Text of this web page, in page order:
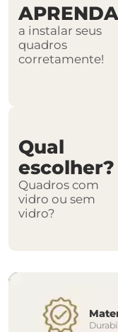
APRENDA
a instalar seus
quadros
corretamente!
Qual
escolher?
Quadros com
vidro ou sem
vidro?